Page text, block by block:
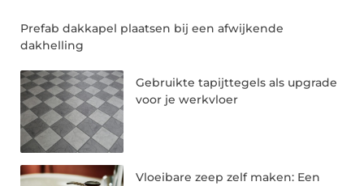
Prefab dakkapel plaatsen bij een afwijkende
dakhelling
Gebruikte tapijttegels als upgrade
voor je werkvloer
Vloeibare zeep zelf maken: Een